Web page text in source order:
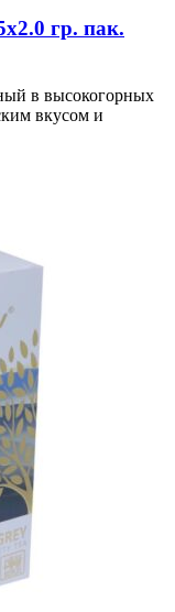
гр. пак.
в высокогорных
вкусом и